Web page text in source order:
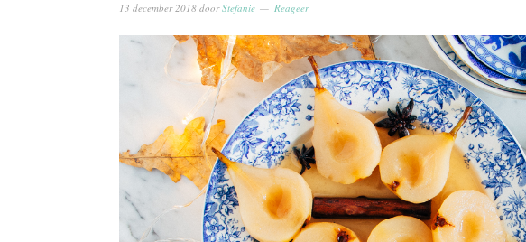
13 december 2018 doorStefanie Reageer